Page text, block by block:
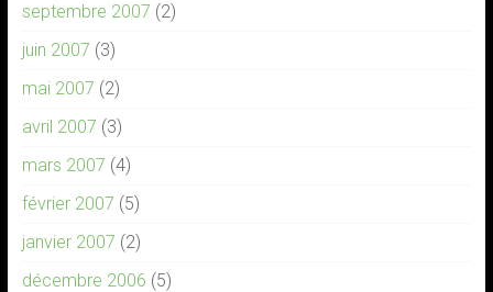
septembre 2007 (2)
juin 2007 (3)
mai 2007 (2)
avril 2007 (3)
mars 2007 (4)
février 2007 (5)
janvier 2007 (2)
décembre 2006 (5)